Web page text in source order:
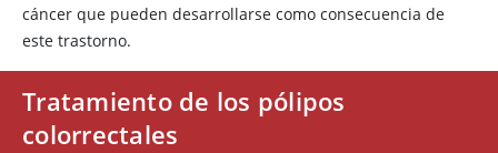
cáncer que pueden desarrollarse como consecuencia de
este trastorno.
Tratamiento de los pólipos
colorrectales